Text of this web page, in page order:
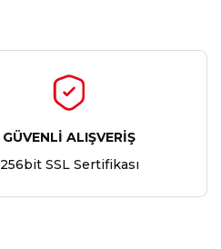
GÜVENLİ ALIŞVERİŞ
256bit SSL Sertifikası